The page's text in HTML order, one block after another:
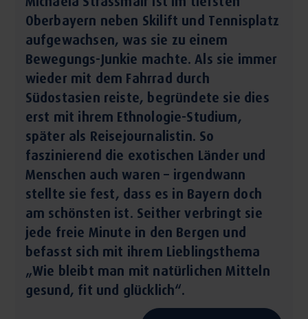
Oberbayern neben Skilift und Tennisplatz
aufgewachsen, was sie zu einem
Bewegungs-Junkie machte. Als sie immer
wieder mit dem Fahrrad durch
Südostasien reiste, begründete sie dies
erst mit ihrem Ethnologie-Studium,
später als Reisejournalistin. So
faszinierend die exotischen Länder und
Menschen auch waren – irgendwann
stellte sie fest, dass es in Bayern doch
am schönsten ist. Seither verbringt sie
jede freie Minute in den Bergen und
befasst sich mit ihrem Lieblingsthema
„Wie bleibt man mit natürlichen Mitteln
gesund, fit und glücklich“.